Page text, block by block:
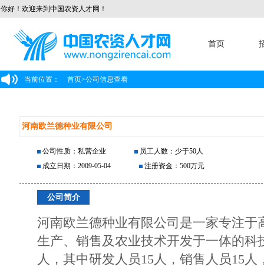
你好！欢迎来到中国农资人才网！
首页
当前位置： 首页>公司信息查看
河南欧兰德种业有限公司
公司性质：私营企业
员工人数：少于50人
成立日期：2009-05-04
注册资金：500万元
公司简介
河南欧兰德种业有限公司是一家专注于
生产、销售及农业技术开发于一体的科
人，其中研发人员15人，销售人员15